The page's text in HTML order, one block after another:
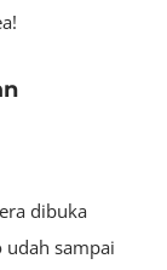
dibuka
sampai